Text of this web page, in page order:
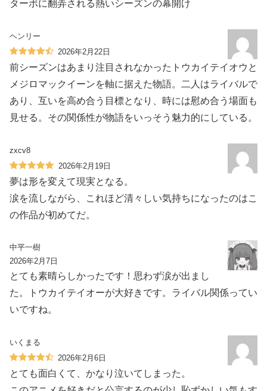
ターボに翻弄される熱いシーズンの幕開け
ヘンリー
2026年2月22日
前シーズンはあまり注目されなかったトウカイテイオウと
メジロマックイーンを軸に据えた物語。二人はライバルで
あり、互いを高め合う目標となり、時には慰め合う場面も
見せる。その関係性が物語をいっそう魅力的にしている。
zxcv8
2026年2月19日
夢は形を変えて現実となる。
涙を流しながら、これほど清々しい気持ちになったのはこ
の作品が初めてだ。
中平一樹
2026年2月7日
とても素晴らしかったです！思わず涙が出まし
た。トウカイテイオーが大好きです。ライバル関係ってい
いですね。
いくまる
2026年2月6日
とても面白くて、かなり泣いてしまった。